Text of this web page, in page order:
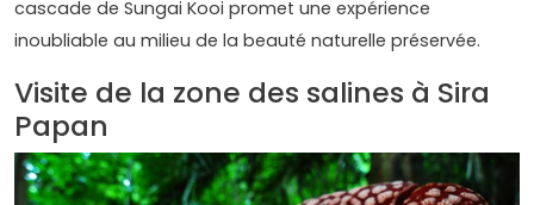
cascade de Sungai Kooi promet une expérience
inoubliable au milieu de la beauté naturelle préservée.
Visite de la zone des salines à Sira
Papan